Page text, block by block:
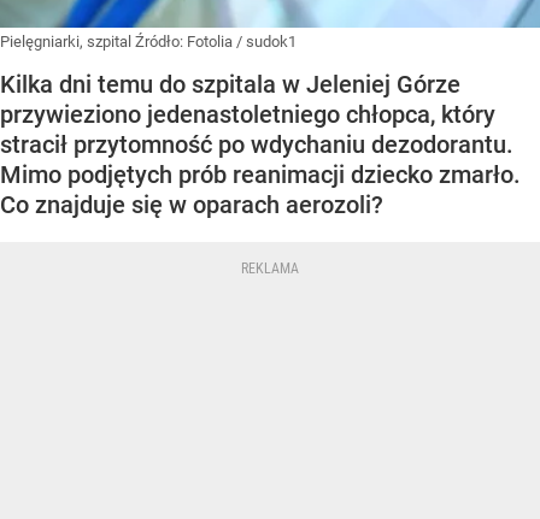
Pielęgniarki, szpital Źródło: Fotolia / sudok1
Kilka dni temu do szpitala w Jeleniej Górze
przywieziono jedenastoletniego chłopca, który
stracił przytomność po wdychaniu dezodorantu.
Mimo podjętych prób reanimacji dziecko zmarło.
Co znajduje się w oparach aerozoli?